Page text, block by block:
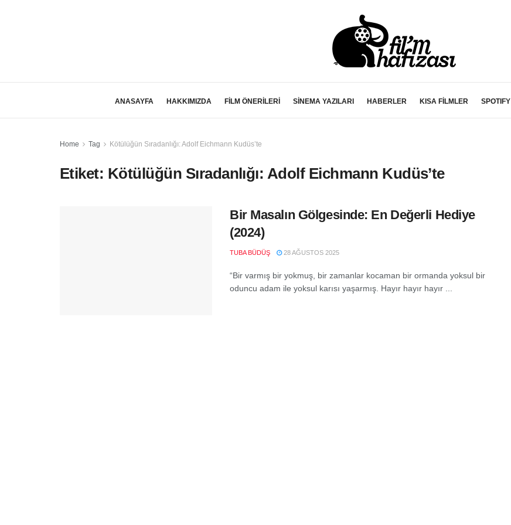
ANASAYFA HAKKIMIZDA FİLM ÖNERİLERİ SİNEMA YAZILARI HABERLER KISA FİLMLER SPOTIFY
Home Tag Kötülüğün Sıradanlığı: Adolf Eichmann Kudüs’te
Etiket: Kötülüğün Sıradanlığı: Adolf Eichmann Kudüs’te
Bir Masalın Gölgesinde: En Değerli Hediye
(2024)
TUBA BÜDÜŞ 28 AĞUSTOS 2025
“Bir varmış bir yokmuş, bir zamanlar kocaman bir ormanda yoksul bir
oduncu adam ile yoksul karısı yaşarmış. Hayır hayır hayır ...